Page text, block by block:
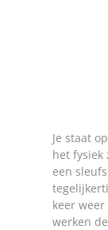
Je staat
het fysiek
een
keer
werken